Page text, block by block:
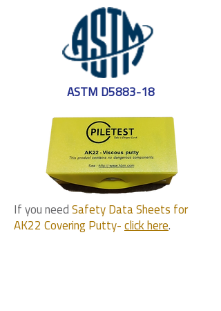
ASTM D5883-18
If you need Safety Data Sheets for
AK22 Covering Putty- click here.